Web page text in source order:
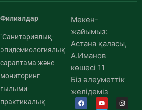
Филиалдар
"Санитариялық-
эпидемиологиялық
сараптама және
мониторинг
ғылыми-
практикалық
Мекен-
жайымыз:
Астана қаласы,
А.Иманов
көшесі 11
Біз әлеуметтік
желідеміз